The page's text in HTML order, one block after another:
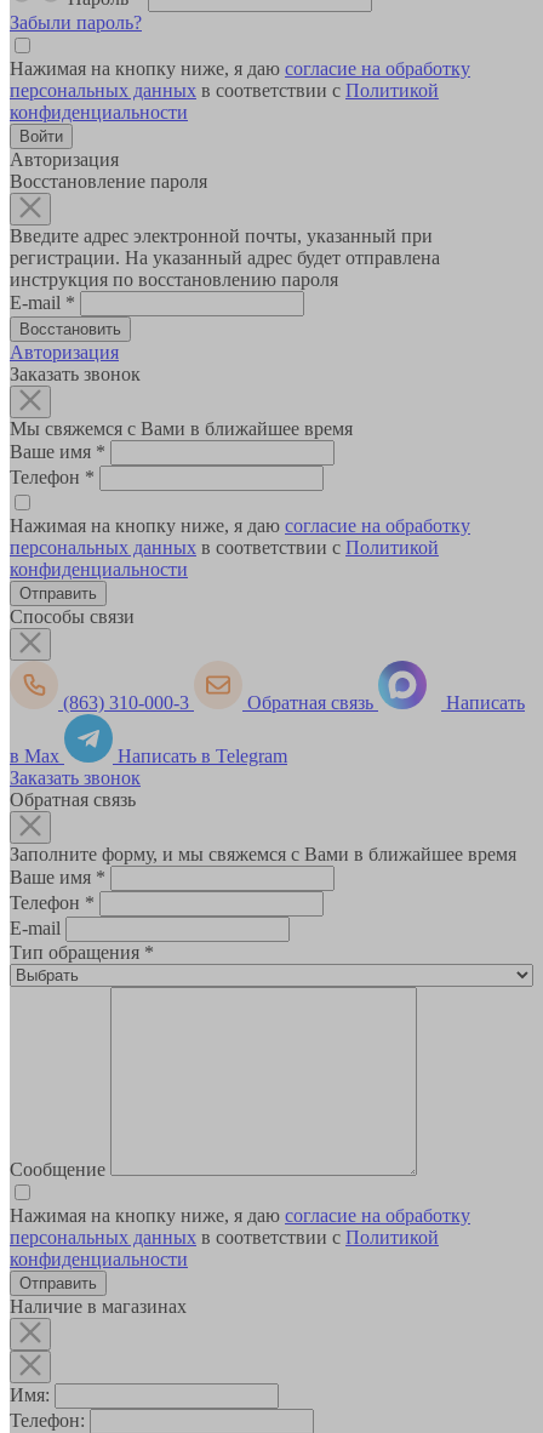
Забыли пароль?
Нажимая на кнопку ниже, я даю согласие на обработку
персональных данных в соответствии с Политикой
конфиденциальности
Авторизация
Восстановление пароля
Введите адрес электронной почты, указанный при
регистрации. На указанный адрес будет отправлена
инструкция по восстановлению пароля
E-mail *
Авторизация
Заказать звонок
Мы свяжемся с Вами в ближайшее время
Ваше имя *
Телефон *
Нажимая на кнопку ниже, я даю согласие на обработку
персональных данных в соответствии с Политикой
конфиденциальности
Способы связи
(863) 310-000-3 Обратная связь Написать
в Max
Написать в Telegram
Заказать звонок
Обратная связь
Заполните форму, и мы свяжемся с Вами в ближайшее время
Ваше имя *
Телефон *
E-mail
Тип обращения *
Сообщение
Нажимая на кнопку ниже, я даю согласие на обработку
персональных данных в соответствии с Политикой
конфиденциальности
Наличие в магазинах
Имя:
Телефон: